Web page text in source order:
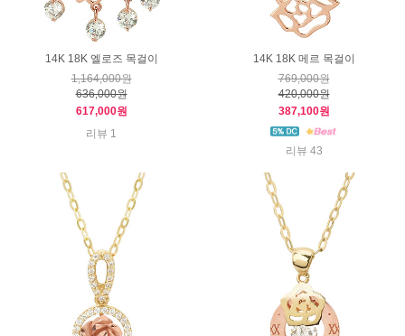
14K 18K 엘로즈 목걸이
1,164,000원
636,000원
617,000원
리뷰 1
14K 18K 메르 목걸이
769,000원
420,000원
387,100원
리뷰 43